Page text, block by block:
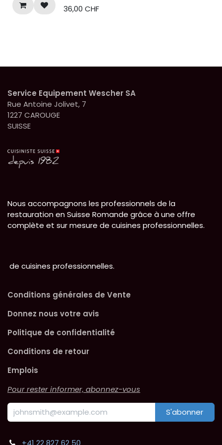
carrelages, etc… Laisse
une agréable odeur de
Bidon de 10L
36,00 CHF
Service Equipement Wescher SA
Rue Antoine Jolivet, 7
1227 CAROUGE
SUISSE
Nous accompagnons les professionnels de la
restauration en Suisse Romande grâce à une offre
complète et sur mesure de cuisines professionnelles.
de cuisines professionnelles.
Conditions générales de Vente
Donnez nous votre avis
Politique de confidentialité
Conditions de retour
Emplois
Pour rester informer, abonnez-vous
S'abonner
+41 22 827 62 50